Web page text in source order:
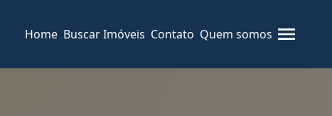
Home Buscar Imóveis Contato Quem somos